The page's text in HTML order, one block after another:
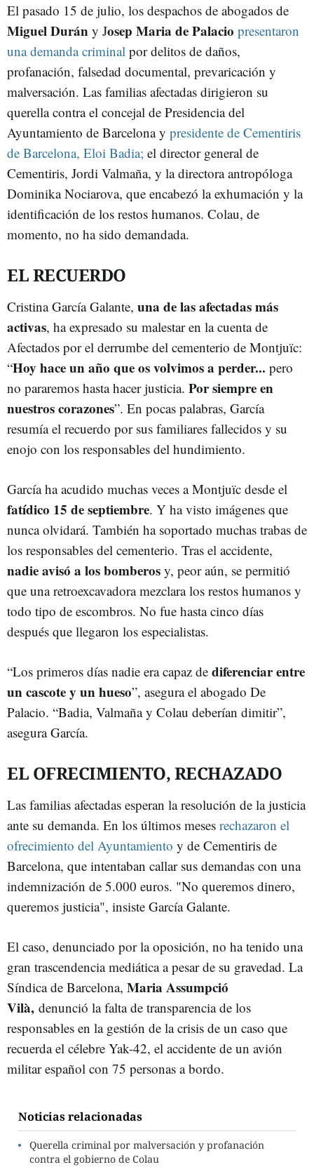
El pasado 15 de julio, los despachos de abogados de
Miguel Durán y Josep Maria de Palacio presentaron
una demanda criminal por delitos de daños,
profanación, falsedad documental, prevaricación y
malversación. Las familias afectadas dirigieron su
querella contra el concejal de Presidencia del
Ayuntamiento de Barcelona y presidente de Cementiris
de Barcelona, Eloi Badia; el director general de
Cementiris, Jordi Valmaña, y la directora antropóloga
Dominika Nociarova, que encabezó la exhumación y la
identificación de los restos humanos. Colau, de
momento, no ha sido demandada.
EL RECUERDO
Cristina García Galante, una de las afectadas más
activas, ha expresado su malestar en la cuenta de
Afectados por el derrumbe del cementerio de Montjuïc:
“Hoy hace un año que os volvimos a perder... pero
no pararemos hasta hacer justicia. Por siempre en
nuestros corazones”. En pocas palabras, García
resumía el recuerdo por sus familiares fallecidos y su
enojo con los responsables del hundimiento.
García ha acudido muchas veces a Montjuïc desde el
fatídico 15 de septiembre. Y ha visto imágenes que
nunca olvidará. También ha soportado muchas trabas de
los responsables del cementerio. Tras el accidente,
nadie avisó a los bomberos y, peor aún, se permitió
que una retroexcavadora mezclara los restos humanos y
todo tipo de escombros. No fue hasta cinco días
después que llegaron los especialistas.
“Los primeros días nadie era capaz de diferenciar entre
un cascote y un hueso”, asegura el abogado De
Palacio. “Badia, Valmaña y Colau deberían dimitir”,
asegura García.
EL OFRECIMIENTO, RECHAZADO
Las familias afectadas esperan la resolución de la justicia
ante su demanda. En los últimos meses rechazaron el
ofrecimiento del Ayuntamiento y de Cementiris de
Barcelona, que intentaban callar sus demandas con una
indemnización de 5.000 euros. "No queremos dinero,
queremos justicia", insiste García Galante.
El caso, denunciado por la oposición, no ha tenido una
gran trascendencia mediática a pesar de su gravedad. La
Síndica de Barcelona, Maria Assumpció
Vilà, denunció la falta de transparencia de los
responsables en la gestión de la crisis de un caso que
recuerda el célebre Yak-42, el accidente de un avión
militar español con 75 personas a bordo.
Noticias relacionadas
Querella criminal por malversación y profanación
contra el gobierno de Colau